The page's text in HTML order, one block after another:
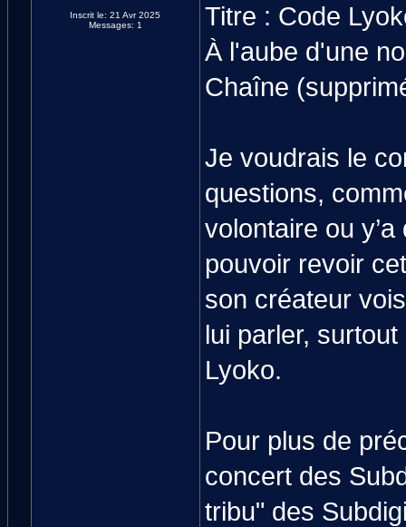
Inscrit le: 21 Avr 2025
Messages: 1
Titre : Code
À l'aube d'une
Chaîne
Je voudrais le
questions,
volontaire ou
pouvoir revoir
son créateur
lui parler,
Lyoko.
Pour plus de
concert des
tribu" des